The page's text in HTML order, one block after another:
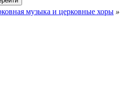
музыка и церковные хоры »